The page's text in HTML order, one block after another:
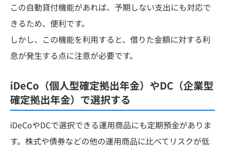
この自動貸付機能があれば、予期しない支出にも対応で
きるため、便利です。
しかし、この機能を利用すると、借りた金額に対する利
息が発生する点に注意が必要です。
iDeCo（個人型確定拠出年金）やDC（企業型
確定拠出年金）で選択する
iDeCoやDCで選択できる運用商品にも定期預金がありま
す。株式や債券などの他の運用商品に比べてリスクが低